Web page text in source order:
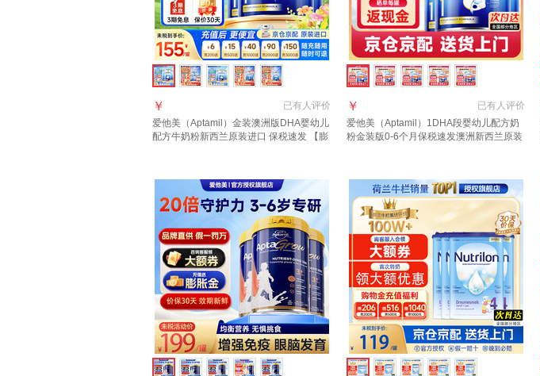
已有人评价
￥
爱他美（Aptamil）金装澳洲版DHA婴幼儿
配方牛奶粉新西兰原装进口 保税速发 【膨
已有人评价
￥
爱他美（Aptamil）1DHA段婴幼儿配方奶
粉金装版0-6个月保税速发澳洲新西兰原装